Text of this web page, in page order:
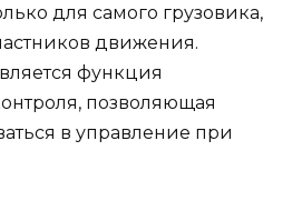
для самого грузовика,
движения.
функция
позволяющая
в управление при